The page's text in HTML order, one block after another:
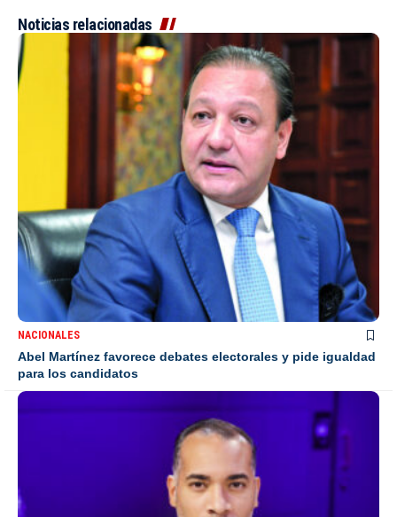
Noticias relacionadas
NACIONALES
Abel Martínez favorece debates electorales y pide igualdad
para los candidatos